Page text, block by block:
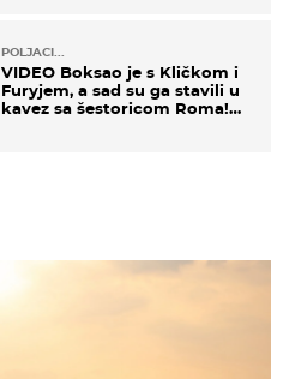
POLJACI...
VIDEO Boksao je s Kličkom i
Furyjem, a sad su ga stavili u
kavez sa šestoricom Roma!